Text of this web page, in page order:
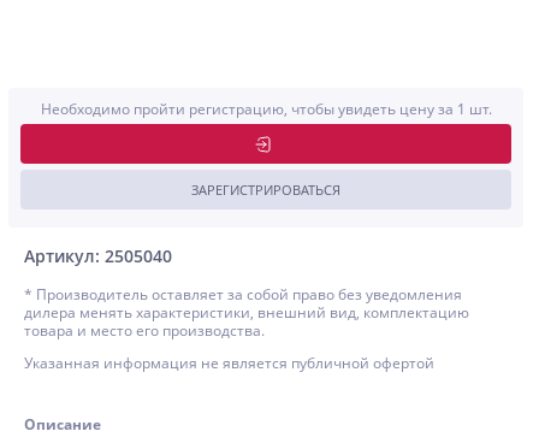
Артикул: 2505040
Необходимо пройти регистрацию, чтобы увидеть цену за 1 шт.
ЗАРЕГИСТРИРОВАТЬСЯ
* Производитель оставляет за собой право без уведомления
дилера менять характеристики, внешний вид, комплектацию
товара и место его производства.
Указанная информация не является публичной офертой
Описание